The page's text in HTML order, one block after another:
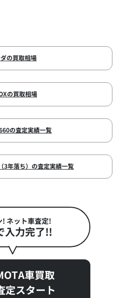
の買取相場
の買取相場
の査定実績一覧
3年落ち）の査定実績一覧
! ネット車査定!
入力完了!!
車買取
定スタート